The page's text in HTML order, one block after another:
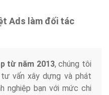
Ads làm đối tác
từ năm 2013, chúng tôi
vấn xây dựng và phát
nghiệp bạn với mức chi